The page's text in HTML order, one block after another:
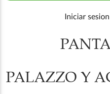
Iniciar sesion
PALAZZO Y